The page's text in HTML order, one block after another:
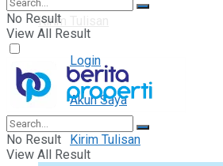
Kirim Tulisan
Login
Akun Saya
Kirim Tulisan
No Result
View All Result
No Result
View All Result